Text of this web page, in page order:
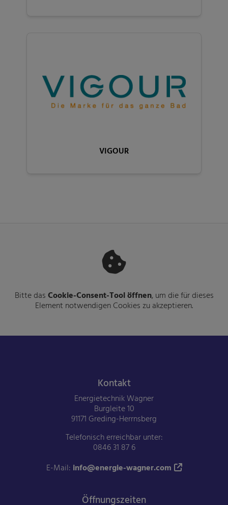
VIGOUR
Bitte das Cookie-Consent-Tool öffnen, um die für dieses
Element notwendigen Cookies zu akzeptieren.
Kontakt
Energietechnik Wagner
Burgleite 10
91171 Greding-Herrnsberg
Telefonisch erreichbar unter:
0846 31 87 6
E-Mail: info@energie-wagner.com
Öffnungszeiten